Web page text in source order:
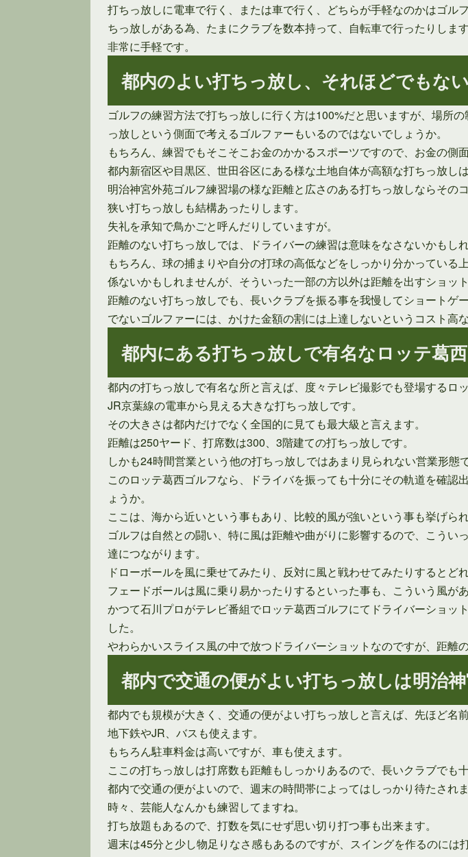
打ちっ放しに電車で行く、または車で行く、どちらが手軽なのかはゴ
ちっ放しがある為、たまにクラブを数本持って、自転車で行ったりします
非常に手軽です。
都内のよい打ちっ放し、それほどでもな
ゴルフの練習方法で打ちっ放しに行く方は100%だと思いますが、場所
っ放しという側面で考えるゴルファーもいるのではないでしょうか。
もちろん、練習でもそこそこお金のかかるスポーツですので、お金の側
都内新宿区や目黒区、世田谷区にある様な土地自体が高額な打ちっ放し
明治神宮外苑ゴルフ練習場の様な距離と広さのある打ちっ放しならその
狭い打ちっ放しも結構あったりします。
失礼を承知で鳥かごと呼んだりしていますが。
距離のない打ちっ放しでは、ドライバーの練習は意味をなさないかもしれ
もちろん、球の捕まりや自分の打球の高低などをしっかり分かってい
係ないかもしれませんが、そういった一部の方以外は距離を出すショッ
距離のない打ちっ放しでも、長いクラブを振る事を我慢してショート
でないゴルファーには、かけた金額の割には上達しないというコスト高
都内にある打ちっ放しで有名なロッテ葛
都内の打ちっ放しで有名な所と言えば、度々テレビ撮影でも登場するロ
JR京葉線の電車から見える大きな打ちっ放しです。
その大きさは都内だけでなく全国的に見ても最大級と言えます。
距離は250ヤード、打席数は300、3階建ての打ちっ放しです。
しかも24時間営業という他の打ちっ放しではあまり見られない営業形態で
このロッテ葛西ゴルフなら、ドライバを振っても十分にその軌道を確
ょうか。
ここは、海から近いという事もあり、比較的風が強いという事も挙げられ
ゴルフは自然との闘い、特に風は距離や曲がりに影響するので、こう
達につながります。
ドローボールを風に乗せてみたり、反対に風と戦わせてみたりするとど
フェードボールは風に乗り易かったりするといった事も、こういう風が
かつて石川プロがテレビ番組でロッテ葛西ゴルフにてドライバーショ
した。
やわらかいスライス風の中で放つドライバーショットなのですが、距離
都内で交通の便がよい打ちっ放しは明治
都内でも規模が大きく、交通の便がよい打ちっ放しと言えば、先ほど名
地下鉄やJR、バスも使えます。
もちろん駐車料金は高いですが、車も使えます。
ここの打ちっ放しは打席数も距離もしっかりあるので、長いクラブでも
都内で交通の便がよいので、週末の時間帯によってはしっかり待たされ
時々、芸能人なんかも練習してますね。
打ち放題もあるので、打数を気にせず思い切り打つ事も出来ます。
週末は45分と少し物足りなさ感もあるのですが、スイングを作るのには